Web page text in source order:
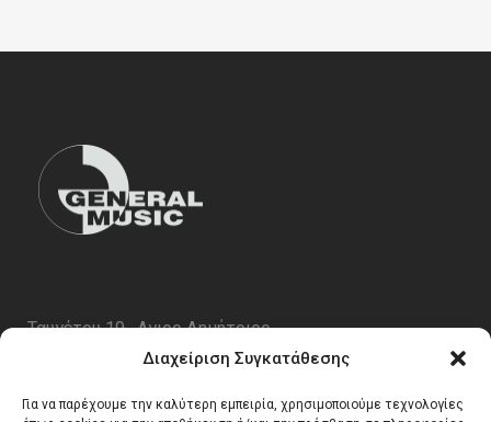
Διαχείριση Συγκατάθεσης
Για να παρέχουμε την καλύτερη εμπειρία, χρησιμοποιούμε τεχνολογίες
Ταυγέτου 19 , Αγιος Δημήτριος
email:info@generalmusic.gr